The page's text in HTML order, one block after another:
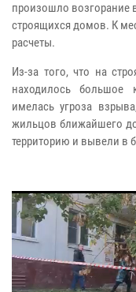
произошло возгорание
строящихся домов. К
расчеты.
Из-за того, что на
находилось большое
имелась угроза
жильцов ближайшего
территорию и вывели в